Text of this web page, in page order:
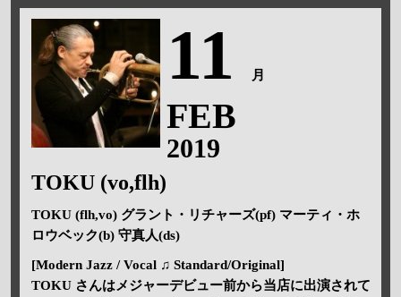
11 月
FEB
2019
TOKU (vo,flh)
TOKU (flh,vo) グラント・リチャーズ(pf) マーティ・ホ
ロウベック(b) 守真人(ds)
[Modern Jazz / Vocal ♫ Standard/Original]
TOKU さんはメジャーデビュー前から当店に出演されて